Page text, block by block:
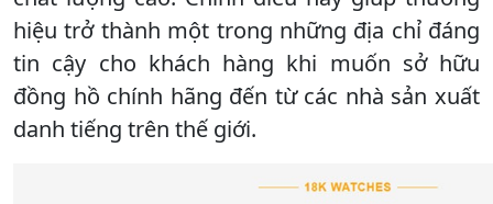
hiệu trở thành một trong những địa chỉ đáng
tin cậy cho khách hàng khi muốn sở hữu
đồng hồ chính hãng đến từ các nhà sản xuất
danh tiếng trên thế giới.